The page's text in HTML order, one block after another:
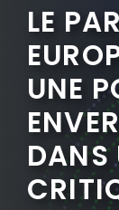
LE
UNE
DANS